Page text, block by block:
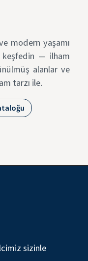
modern yaşamı
keşfedin — ilham
alanlar ve
tarzı ile.
sizinle